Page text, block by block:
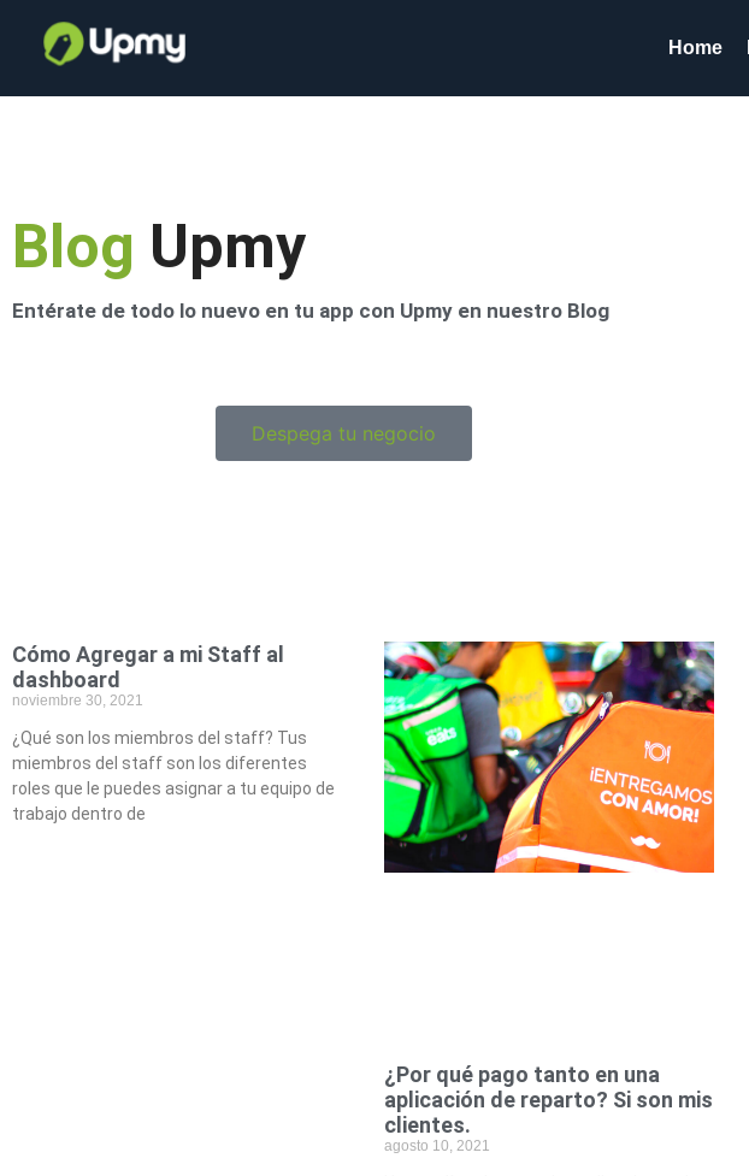
Home
Blog Upmy
Entérate de todo lo nuevo en tu app con Upmy en nuestro Blog
Despega tu negocio
Cómo Agregar a mi Staff al
dashboard
noviembre 30, 2021
¿Qué son los miembros del staff? Tus
miembros del staff son los diferentes
roles que le puedes asignar a tu equipo de
trabajo dentro de
¿Por qué pago tanto en una
aplicación de reparto? Si son mis
clientes.
agosto 10, 2021